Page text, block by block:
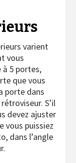
varient
vous
à 5 portes,
que vous
porte dans
S’il
devez ajuster
vous puissiez
dans l’angle